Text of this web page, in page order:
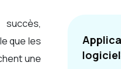
que les
une